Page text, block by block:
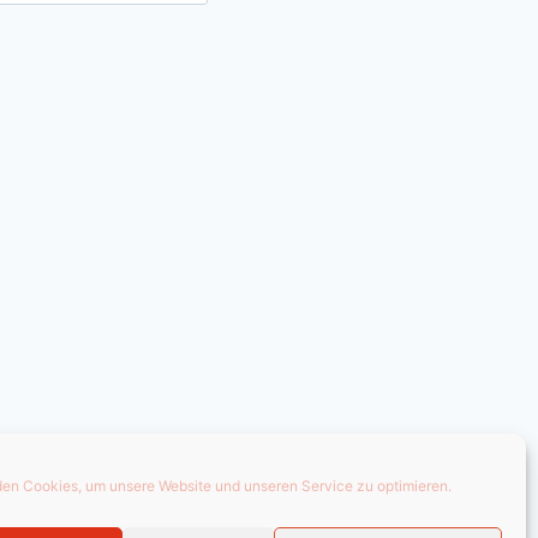
Cookies, um unsere Website und unseren Service zu optimieren.